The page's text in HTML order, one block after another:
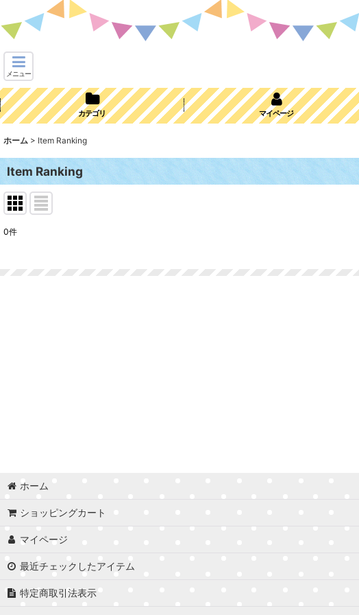
メニュー
カテゴリ マイページ
ホーム > Item Ranking
Item Ranking
0件
ホーム
ショッピングカート
マイページ
最近チェックしたアイテム
特定商取引法表示